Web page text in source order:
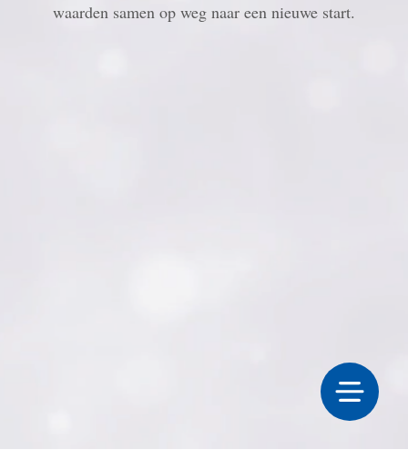
waarden samen op weg naar een nieuwe start.